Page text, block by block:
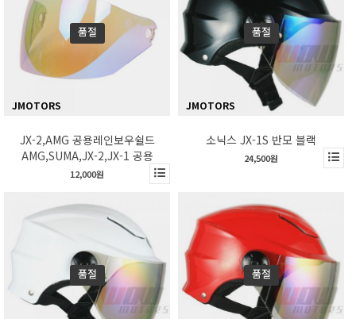
품절
JMOTORS
JX-2,AMG 공용레인보우쉴드
AMG,SUMA,JX-2,JX-1 공용
12,000원
품절
JMOTORS
소닉스 JX-1S 반모 블랙
24,500원
품절 품절